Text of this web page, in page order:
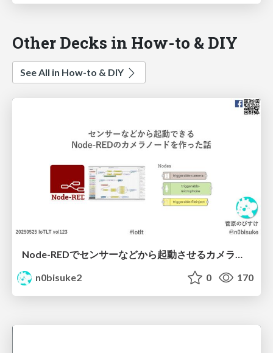
Other Decks in How-to & DIY
See All in How-to & DIY
n0bisuke2
0 170